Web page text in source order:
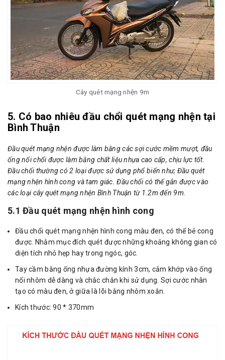
Cây quét mạng nhện 9m
5. Có bao nhiêu đầu chổi quét mạng nhện tại
Bình Thuận
Đầu quét mạng nhện được làm bằng các sợi cước mềm mượt, đầu
ống nối chổi được làm bằng chất liệu nhựa cao cấp, chịu lực tốt.
Đầu chổi thường có 2 loại được sử dụng phổ biến như; Đầu quét
mạng nhện hình cong và tam giác. Đầu chổi có thể gắn được vào
các loại cây quét mạng nhện Bình Thuận từ 1.2m đến 9m.
5.1 Đầu quét mạng nhện hình cong
Đầu chổi quét mạng nhện hình cong màu đen, có thể bẻ cong
được. Nhằm mục đích quét được những khoảng không gian có
diện tích nhỏ hẹp hay trong ngóc, góc.
Tay cầm bằng ống nhựa đường kính 3cm, cắm khớp vào ống
nối nhôm dễ dàng và chắc chắn khi sử dụng. Sợi cước nhân
tạo có màu đen, ở giữa là lõi bằng nhôm xoắn.
Kích thước: 90 * 370mm